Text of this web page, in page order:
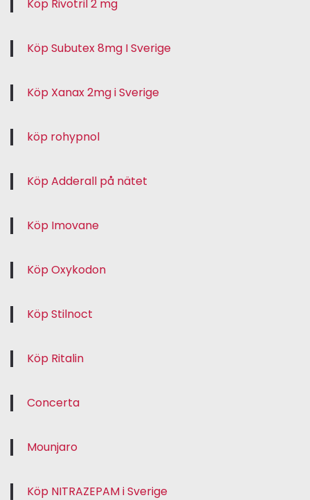
Köp Rivotril 2 mg
Köp Subutex 8mg I Sverige
Köp Xanax 2mg i Sverige
köp rohypnol
Köp Adderall på nätet
Köp Imovane
Köp Oxykodon
Köp Stilnoct
Köp Ritalin
Concerta
Mounjaro
Köp NITRAZEPAM i Sverige